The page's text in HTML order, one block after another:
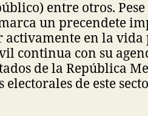
entre otros. Pese
un precendete
activamente en la
continua con su
de la República
de este